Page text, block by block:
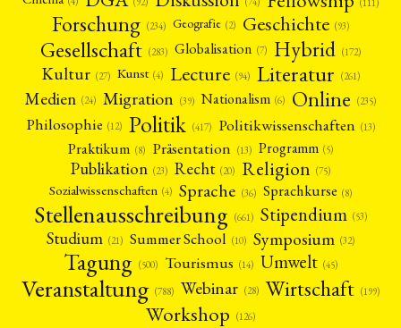
Forschung (234) Geografie (2) Geschichte (93)
Gesellschaft (283) Globalisation (7) Hybrid (172)
Kultur (27) Kunst (4) Lecture (94) Literatur (261)
Medien (24) Migration (39) Nationalism (6) Online (235)
Philosophie (12) Politik (417) Politikwissenschaften (13)
Praktikum (8) Präsentation (13) Programm (5)
Publikation (23) Recht (20) Religion (75)
Sozialwissenschaften (4) Sprache (36) Sprachkurse (8)
Stellenausschreibung (661) Stipendium (53)
Studium (21) Summer School (10) Symposium (32)
Tagung (500) Tourismus (14) Umwelt (45)
Veranstaltung (788) Webinar (28) Wirtschaft (199)
Workshop (126)